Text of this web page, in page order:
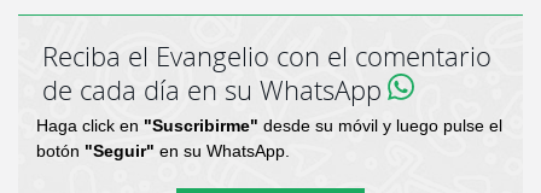
Reciba el Evangelio con el comentario
de cada día en su WhatsApp
Haga click en "Suscribirme" desde su móvil y luego pulse el
botón "Seguir" en su WhatsApp.